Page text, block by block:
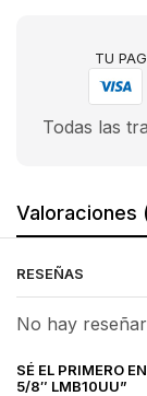
TU
Todas las
Valoraciones
RESEÑAS
No hay
SÉ EL PRIMERO
5/8″ LMB10UU”